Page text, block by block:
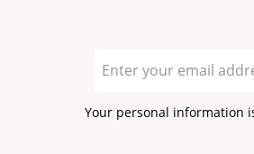
Your personal information